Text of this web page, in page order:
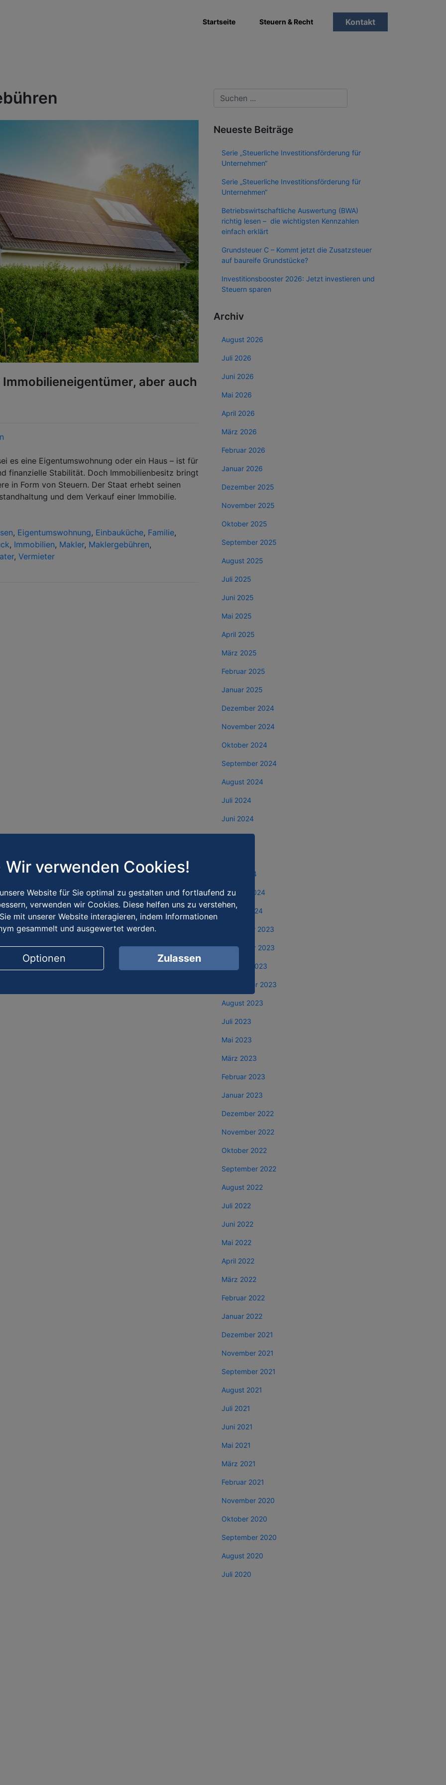
Startseite Steuern & Recht Kontakt
aber auch
es eine Eigentumswohnung oder ein Haus – ist für
finanzielle Stabilität. Doch Immobilienbesitz bringt
in Form von Steuern. Der Staat erhebt seinen
und dem Verkauf einer Immobilie.
, Eigentumswohnung, Einbauküche, Familie,
, Immobilien, Makler, Maklergebühren,
, Vermieter
Neueste Beiträge
Serie „Steuerliche Investitionsförderung für
Unternehmen“
Serie „Steuerliche Investitionsförderung für
Unternehmen“
Betriebswirtschaftliche Auswertung (BWA)
richtig lesen – die wichtigsten Kennzahlen
einfach erklärt
Grundsteuer C – Kommt jetzt die Zusatzsteuer
auf baureife Grundstücke?
Investitionsbooster 2026: Jetzt investieren und
Steuern sparen
Archiv
August 2026
Juli 2026
Juni 2026
Mai 2026
April 2026
März 2026
Februar 2026
Januar 2026
Dezember 2025
November 2025
Oktober 2025
September 2025
August 2025
Juli 2025
Juni 2025
Mai 2025
April 2025
März 2025
Februar 2025
Januar 2025
Dezember 2024
November 2024
Oktober 2024
September 2024
August 2024
Juli 2024
Juni 2024
März 2024
Februar 2024
Januar 2024
Dezember 2023
November 2023
Oktober 2023
September 2023
August 2023
Juli 2023
Mai 2023
März 2023
Februar 2023
Januar 2023
Dezember 2022
November 2022
Oktober 2022
September 2022
August 2022
Juli 2022
Juni 2022
Mai 2022
April 2022
März 2022
Februar 2022
Januar 2022
Dezember 2021
November 2021
September 2021
August 2021
Juli 2021
Juni 2021
Mai 2021
März 2021
Februar 2021
November 2020
Oktober 2020
September 2020
August 2020
Juli 2020
Wir verwenden Cookies!
Website für Sie optimal zu gestalten und fortlaufend zu
verwenden wir Cookies. Diese helfen uns zu verstehen,
mit unserer Website interagieren, indem Informationen
gesammelt und ausgewertet werden.
Zulassen
Optionen